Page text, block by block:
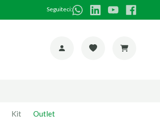
Seguiteci:
Kit Outlet